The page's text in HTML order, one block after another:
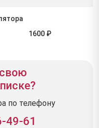
1600 ₽
по телефону
49-61